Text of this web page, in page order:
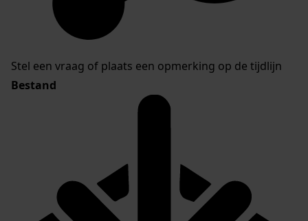
Stel een vraag of plaats een opmerking op de tijdlijn
Bestand